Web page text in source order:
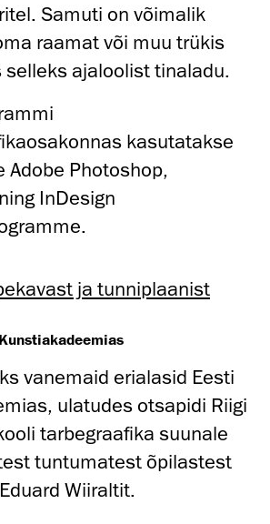
Samuti on võimalik
raamat või muu trükis
selleks ajaloolist tinaladu.
kasutatakse
Adobe Photoshop,
InDesign
ja tunniplaanist
vanemaid erialasid Eesti
ulatudes otsapidi Riigi
tarbegraafika suunale
tuntumatest õpilastest
Wiiraltit.